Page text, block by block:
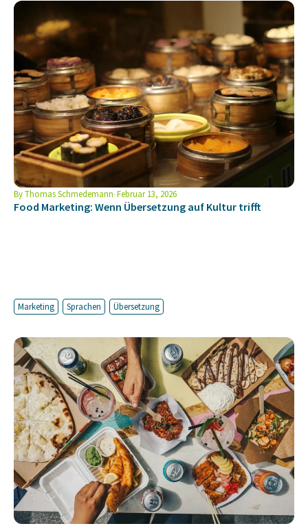
ByThomas Schmedemann Februar 13, 2026
Food Marketing: Wenn Übersetzung auf Kultur trifft
Marketing Sprachen Übersetzung